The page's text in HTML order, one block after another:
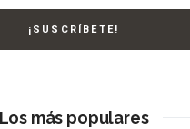
Los más populares